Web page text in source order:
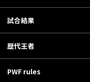
PWF rules
歴代王者
試合結果